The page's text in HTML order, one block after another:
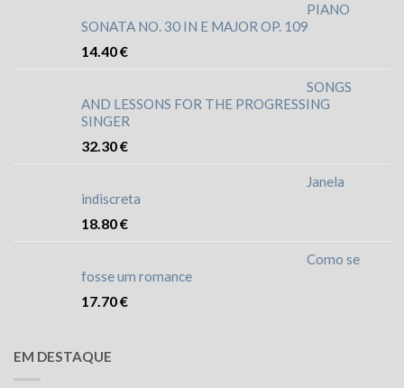
PIANO
SONATA NO. 30 IN E MAJOR OP. 109
14.40€
SONGS
AND LESSONS FOR THE PROGRESSING
SINGER
32.30€
Janela
indiscreta
18.80€
Como se
fosse um romance
17.70€
EM DESTAQUE